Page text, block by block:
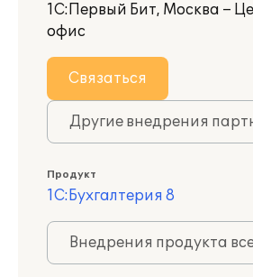
1С:Первый Бит, Москва –
офис
Связаться
Другие внедрения
Продукт
1С:Бухгалтерия 8
Внедрения продукта